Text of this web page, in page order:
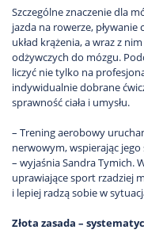
Szczególne znaczenie dla
jazda na rowerze, pływanie
układ krążenia, a wraz z
odżywczych do mózgu.
liczyć nie tylko na
indywidualnie dobrane
sprawność ciała i umysłu.
– Trening aerobowy
nerwowym, wspierając
– wyjaśnia Sandra Tymich.
uprawiające sport rzadziej
i lepiej radzą sobie w
Złota zasada –